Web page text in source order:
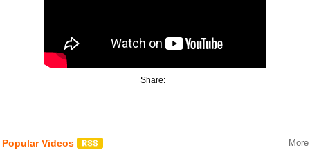
Share:
Popular Videos More